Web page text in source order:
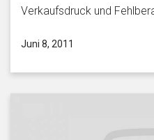
Verkaufsdruck und
Juni 8, 2011